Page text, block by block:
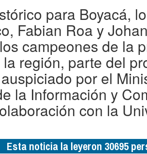
para Boyacá,
Fabian Roa y
campeones de la
región, parte del
por el
la Información y
con la
Esta noticia la leyeron 30695